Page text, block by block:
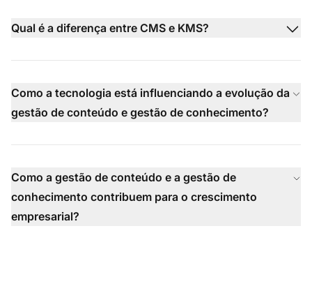
Qual é a diferença entre CMS e KMS?
Como a tecnologia está influenciando a evolução da
gestão de conteúdo e gestão de conhecimento?
Como a gestão de conteúdo e a gestão de
conhecimento contribuem para o crescimento
empresarial?